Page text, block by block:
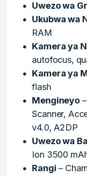
Uwezo wa
Ukubwa wa
RAM
Kamera ya
autofocus,
Kamera ya
flash
Mengineyo–
Scanner,
v4.0, A2DP
Uwezo wa
Ion 3500
Rangi –